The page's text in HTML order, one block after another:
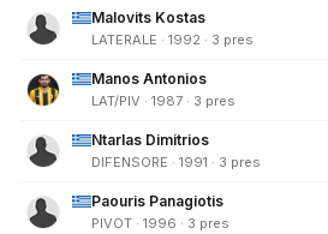
Malovits Kostas
LATERALE · 1992 · 3 pres
Manos Antonios
LAT/PIV · 1987 · 3 pres
Ntarlas Dimitrios
DIFENSORE · 1991 · 3 pres
Paouris Panagiotis
PIVOT · 1996 · 3 pres